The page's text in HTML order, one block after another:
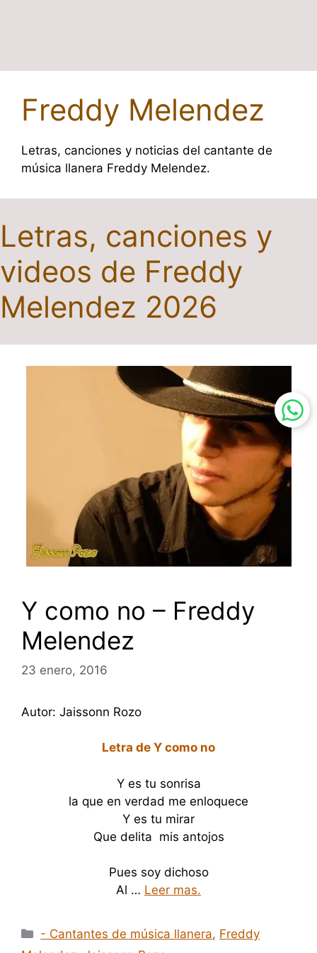
Freddy Melendez
Letras, canciones y noticias del cantante de
música llanera Freddy Melendez.
Letras, canciones y
videos de Freddy
Melendez 2026
Y como no – Freddy
Melendez
23 enero, 2016
Autor: Jaissonn Rozo
Letra de Y como no
Y es tu sonrisa
la que en verdad me enloquece
Y es tu mirar
Que delita mis antojos
Pues soy dichoso
Al … Leer mas.
Categorías
- Cantantes de música llanera, Freddy